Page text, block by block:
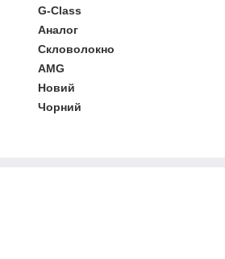
G-Class
Аналог
Скловолокно
AMG
Новий
Чорний